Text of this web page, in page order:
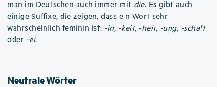
man im Deutschen auch immer mit die. Es gibt auch
einige Suffixe, die zeigen, dass ein Wort sehr
wahrscheinlich feminin ist: -in, -keit, -heit, -ung, -schaft
oder -ei.
Neutrale Wörter